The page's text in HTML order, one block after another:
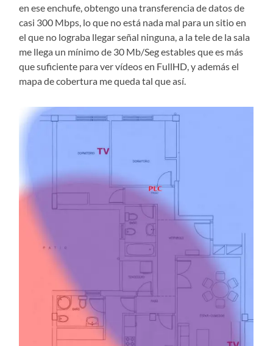
en ese enchufe, obtengo una transferencia de datos de
casi 300 Mbps, lo que no está nada mal para un sitio en
el que no lograba llegar señal ninguna, a la tele de la sala
me llega un mínimo de 30 Mb/Seg estables que es más
que suficiente para ver vídeos en FullHD, y además el
mapa de cobertura me queda tal que así.